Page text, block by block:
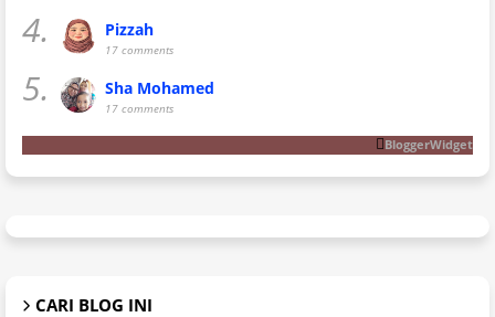
4. Pizzah
17 comments
5. Sha Mohamed
17 comments
BloggerWidget
CARI BLOG INI